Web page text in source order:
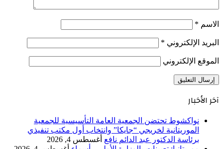
الاسم *
البريد الإلكتروني *
الموقع الإلكتروني
آخر الأخبار
نواكشوط تحتضن الجمعية العامة التأسيسية للجمعية
الموريتانية لخريجي “جايكا” وانتخاب أول مكتب تنفيذي
برئاسة الدكتور عبد الدائم نافع أغسطس 4, 2026